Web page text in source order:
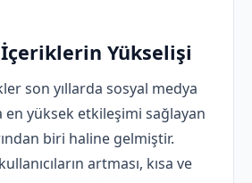
İçeriklerin Yükselişi
son yıllarda sosyal medya
yüksek etkileşimi sağlayan
biri haline gelmiştir.
artması, kısa ve